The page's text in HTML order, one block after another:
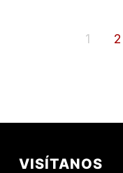
1 2
VISÍTANOS